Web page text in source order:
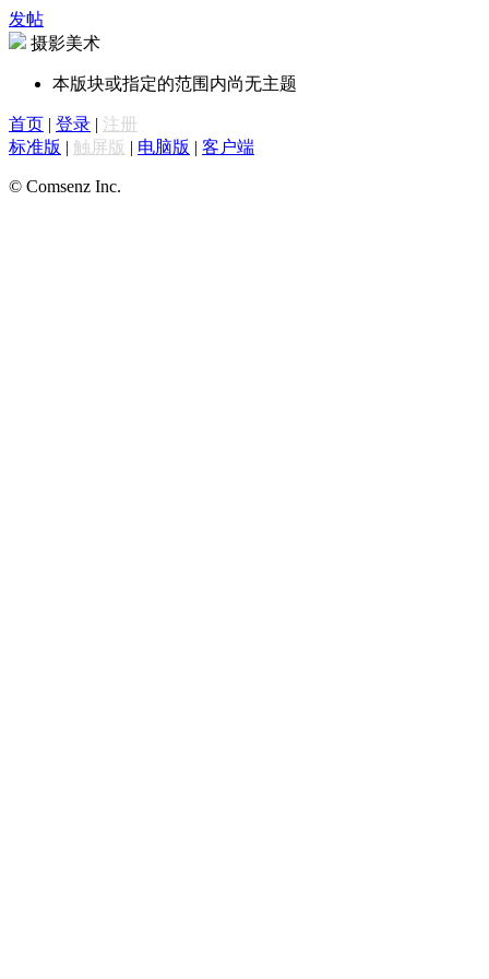
发帖
摄影美术
本版块或指定的范围内尚无主题
首页 | 登录 | 注册
标准版 | 触屏版 | 电脑版 | 客户端
© Comsenz Inc.